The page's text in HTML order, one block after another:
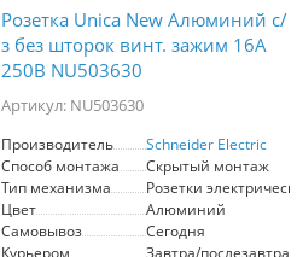
материалов, соответствующим ГОСТ.
Что позволяет повысить срок службы
изделия. ABS пластик защищен от
выцветания. Гарантия от
производителя.
Розетка Unica New Алюминий с/
з без шторок винт. зажим 16А
250В NU503630
Артикул: NU503630
Производитель
Schneider Electric
Способ монтажа
Скрытый монтаж
Тип механизма
Розетки
Цвет
Алюминий
Самовывоз
Сегодня
Курьером
Завтра/послезавтра